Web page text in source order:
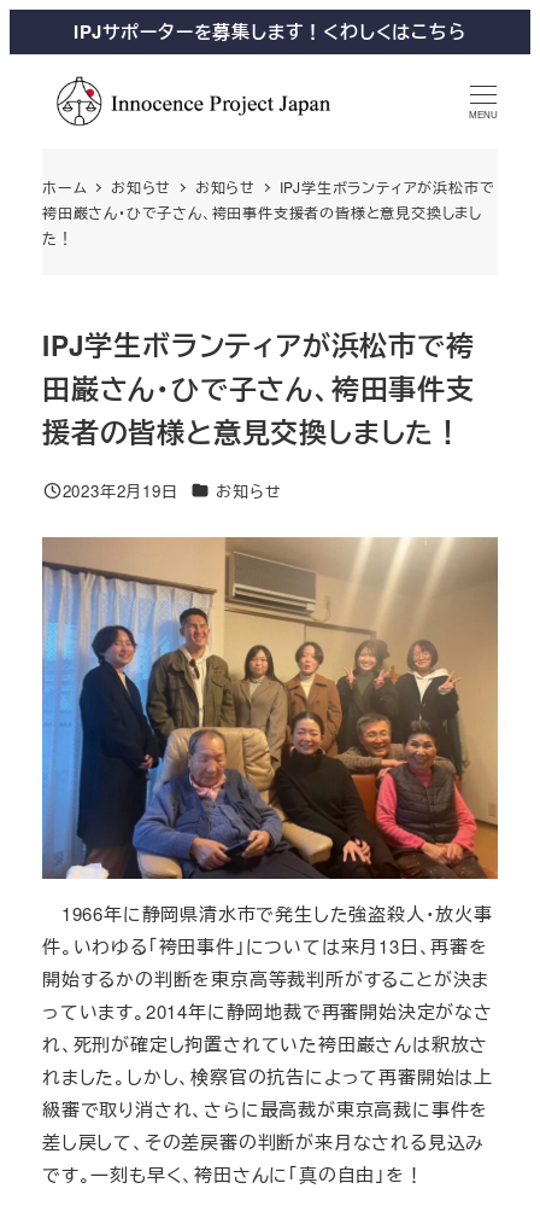
IPJサポーターを募集します！くわしくはこちら
MENU
ホーム お知らせ お知らせ
IPJ学生ボランティアが浜松市で
袴田巌さん・ひで子さん、袴田事件支援者の皆様と意見交換しまし
た！
IPJ学生ボランティアが浜松市で袴
田巌さん・ひで子さん、袴田事件支
援者の皆様と意見交換しました！
2023年2月19日 お知らせ
1966年に静岡県清水市で発生した強盗殺人・放火事
件。いわゆる「袴田事件」については来月13日、再審を
開始するかの判断を東京高等裁判所がすることが決ま
っています。2014年に静岡地裁で再審開始決定がなさ
れ、死刑が確定し拘置されていた袴田巌さんは釈放さ
れました。しかし、検察官の抗告によって再審開始は上
級審で取り消され、さらに最高裁が東京高裁に事件を
差し戻して、その差戻審の判断が来月なされる見込み
です。一刻も早く、袴田さんに「真の自由」を！